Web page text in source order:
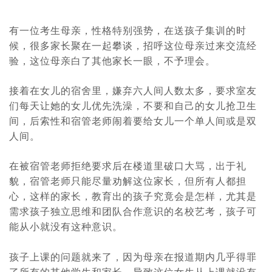
有一位考生母亲，性格特别强势，在送孩子集训的时
候，很多家长聚在一起攀谈，招呼这位母亲过来交流经
验，这位母亲白了其他家长一眼，不予理会。
接着在女儿的宿舍里，嫌弃六人间人数太多，要求室友
们每天让她的女儿优先洗澡，不要和自己的女儿抢卫生
间，后索性和宿管老师闹着要给女儿一个单人间或是双
人间。
在被宿管老师拒绝要求后在楼道里破口大骂，出于礼
貌，宿管老师只能尽量劝解这位家长，但所有人都担
心，这样的家长，教育出的孩子究竟会是怎样，尤其是
需求孩子独立思维和团队合作意识的名校艺考，孩子可
能从小就没有这种意识。
孩子上课的问题就来了，因为母亲在报道期内几乎得罪